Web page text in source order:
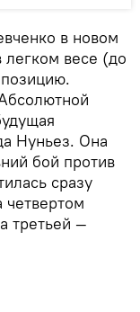
в новом
легком весе (до
Нуньез. Она
бой против
сразу
четвертом
третьей —